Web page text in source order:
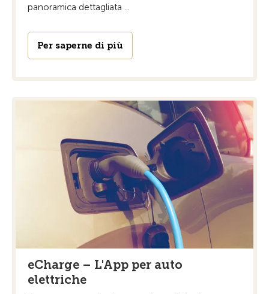
panoramica dettagliata ...
Per saperne di più
eCharge – L'App per auto
elettriche